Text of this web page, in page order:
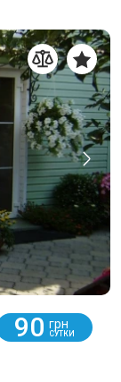
90 грн
СУТКИ